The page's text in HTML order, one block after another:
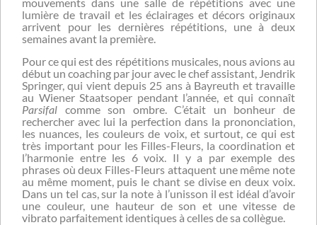
mouvements dans une salle de répétitions avec une
lumière de travail et les éclairages et décors originaux
arrivent pour les dernières répétitions, une à deux
semaines avant la première.
Pour ce qui est des répétitions musicales, nous avions au
début un coaching par jour avec le chef assistant, Jendrik
Springer, qui vient depuis 25 ans à Bayreuth et travaille
au Wiener Staatsoper pendant l’année, et qui connaît
Parsifal comme son ombre. C’était un bonheur de
rechercher avec lui la perfection dans la prononciation,
les nuances, les couleurs de voix, et surtout, ce qui est
très important pour les Filles-Fleurs, la coordination et
l’harmonie entre les 6 voix. Il y a par exemple des
phrases où deux Filles-Fleurs attaquent une même note
au même moment, puis le chant se divise en deux voix.
Dans un tel cas, sur la note à l’unisson il est idéal d’avoir
une couleur, une hauteur de son et une vitesse de
vibrato parfaitement identiques à celles de sa collègue.